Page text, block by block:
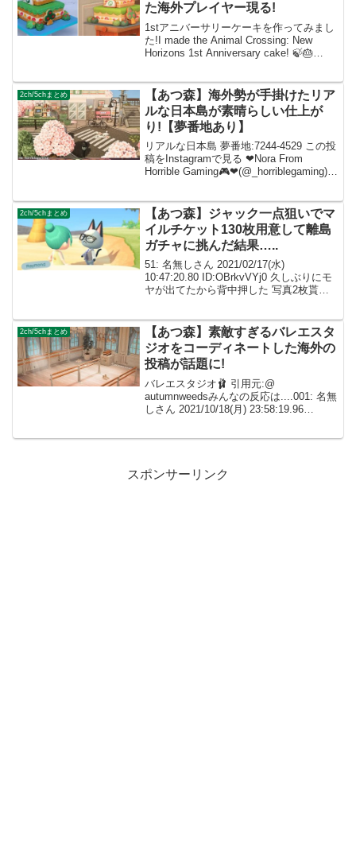
た海外プレイヤー現る!
1stアニバーサリーケーキを作ってみまし
た!I made the Animal Crossing: New
Horizons 1st Anniversary cake! 🍃🎂
2ch/5chまとめ
【あつ森】海外勢が手掛けたリア
ルな日本島が素晴らしい仕上が
り!【夢番地あり】
リアルな日本島 夢番地:7244-4529 この投
稿をInstagramで見る ❤Nora From
Horrible Gaming🎮❤(@_horriblegaming)が
2ch/5chまとめ
【あつ森】ジャック一点狙いでマ
イルチケット130枚用意して離島
ガチャに挑んだ結果…..
51: 名無しさん 2021/02/17(水)
10:47:20.80 ID:OBrkvVYj0 久しぶりにモ
ヤが出てたから背中押した 写真2枚貰っ
いなぁと よく通...
2ch/5chまとめ
【あつ森】素敵すぎるバレエスタ
ジオをコーディネートした海外の
投稿が話題に!
バレエスタジオ🩰 引用元:@
autumnweedsみんなの反応は....001: 名無
しさん 2021/10/18(月) 23:58:19.96
スポンサーリンク